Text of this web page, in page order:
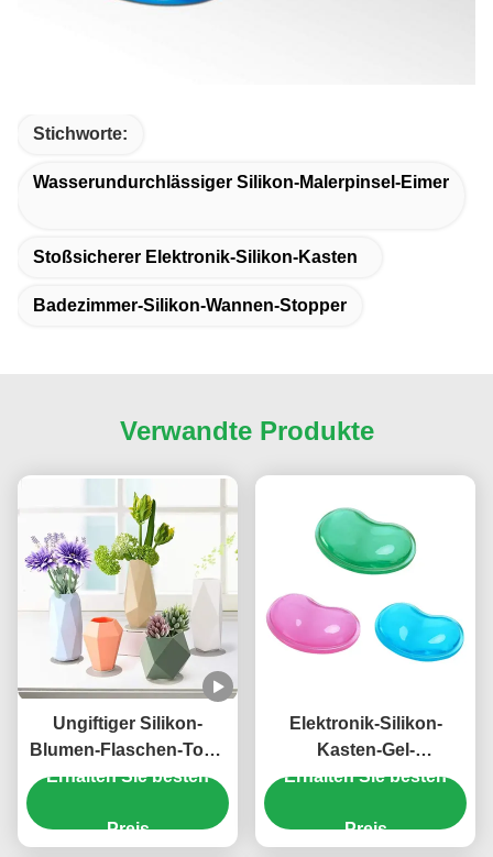
Stichworte:
Wasserundurchlässiger Silikon-Malerpinsel-Eimer
Stoßsicherer Elektronik-Silikon-Kasten
Badezimmer-Silikon-Wannen-Stopper
Verwandte Produkte
Ungiftiger Silikon-
Blumen-Flaschen-Topf-
harmloses
Erhalten Sie besten
Preis
Elektronik-Silikon-
Kasten-Gel-
Handgelenkauflage
geschmacklos
Erhalten Sie besten
Preis